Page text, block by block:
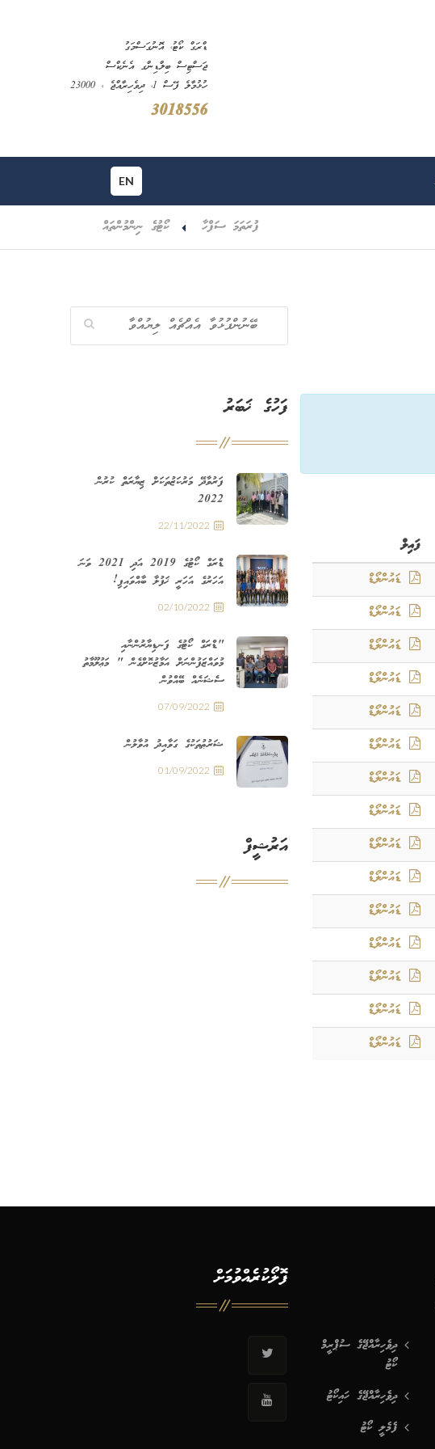
ޑްރަގް ކޯޓު، އޮނުގަސްމަގު
ޖަސްޓިސް ބިލްޑިންގ އެނެކްސް
ހުޅުމާލެ ފޭސް 1، ދިވެހިރާއްޖެ ، 23000
3018556
EN
ފުރަތަމަ ސަފްހާ ކޯޓުގެ ނިންމުންތައް
ފައިލް
ޑައުންލޯޑް
ޑައުންލޯޑް
ޑައުންލޯޑް
ޑައުންލޯޑް
ޑައުންލޯޑް
ޑައުންލޯޑް
ޑައުންލޯޑް
ޑައުންލޯޑް
ޑައުންލޯޑް
ޑައުންލޯޑް
ޑައުންލޯޑް
ޑައުންލޯޑް
ޑައުންލޯޑް
ޑައުންލޯޑް
ޑައުންލޯޑް
ފަހުގެ ޚަބަރު
ފަރުވާދޭ މަރުކަޒުތަކަށް ޒިޔާރަތް ކުރުން
2022
22/11/2022
ޑްރަގް ކޯޓުގެ 2019 އަދި 2021 ވަނަ
އަހަރުގެ އަހަރީ ޚަފުލާ ބާއްވައިފި!
02/10/2022
"ޑްރަގް ކޯޓުގެ ފަނޑިޔާރުންނާއި
މުވައްޒަފުންނަށް އަމާޒުކޮށްގެން " މަޢުލޫމާތު
ސެޝަނެއް ބޭއްވުން
07/09/2022
ޝަރުޠުތަކުގެ ގަވާއިދު އުވާލުން
01/09/2022
އަރުޝީފް
ފޮލޯކުރެއްވުމަށް
ދިވެހިރާއްޖޭގެ ސުޕްރީމް
ކޯޓު
ދިވެހިރާއްޖޭގެ ހައިކޯޓު
ފެމެލީ ކޯޓު